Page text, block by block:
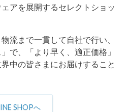
アを展開するセレクトショッ
流まで一貫して自社で行い、
で、「より早く、適正価格」
中の皆さまにお届けすること
SHOPへ